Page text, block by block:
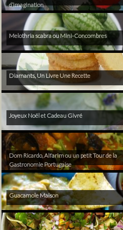
d’imagination
Melothria scabra ou Mini-Concombres
Diamants, Un Livre Une Recette
Joyeux Noël et Cadeau Givré
Dom Ricardo, Alfarim ou un petit Tour de la
Gastronomie Portugaise
Guacamole Maison